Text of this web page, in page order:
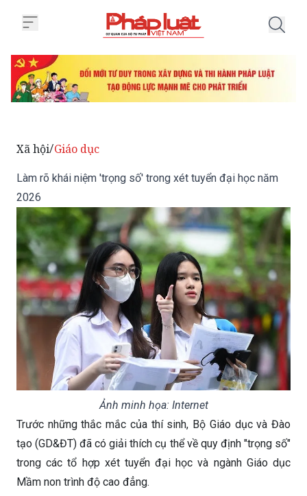
Xã hội/Giáo dục
Làm rõ khái niệm 'trọng số' trong xét tuyển đại học năm
2026
Ảnh minh họa: Internet
Trước những thắc mắc của thí sinh, Bộ Giáo dục và Đào
tạo (GD&ĐT) đã có giải thích cụ thể về quy định "trọng số"
trong các tổ hợp xét tuyển đại học và ngành Giáo dục
Mầm non trình độ cao đẳng.